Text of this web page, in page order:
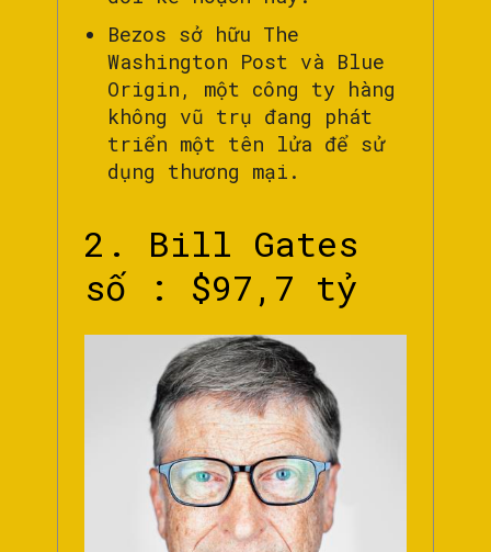
Bezos sở hữu The
Washington Post và Blue
Origin, một công ty hàng
không vũ trụ đang phát
triển một tên lửa để sử
dụng thương mại.
2. Bill Gates
số : $97,7 tỷ